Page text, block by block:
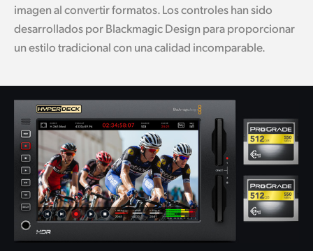
imagen al convertir formatos. Los controles han sido
desarrollados por Blackmagic Design para proporcionar
un estilo tradicional con una calidad incomparable.